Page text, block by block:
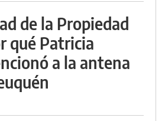
de la Propiedad
qué Patricia
a la antena